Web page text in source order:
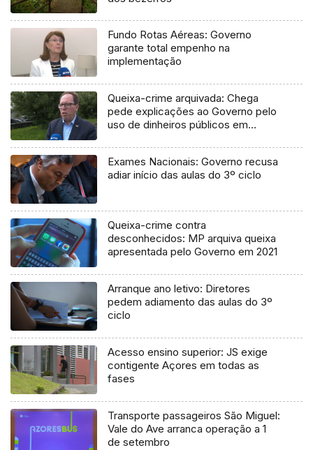
Fundo Rotas Aéreas: Governo
garante total empenho na
implementação
Queixa-crime arquivada: Chega
pede explicações ao Governo pelo
uso de dinheiros públicos em
Exames Nacionais: Governo recusa
adiar início das aulas do 3º ciclo
Queixa-crime contra
desconhecidos: MP arquiva queixa
apresentada pelo Governo em 2021
Arranque ano letivo: Diretores
pedem adiamento das aulas do 3º
ciclo
Acesso ensino superior: JS exige
contigente Açores em todas as
fases
Transporte passageiros São Miguel:
Vale do Ave arranca operação a 1
de setembro